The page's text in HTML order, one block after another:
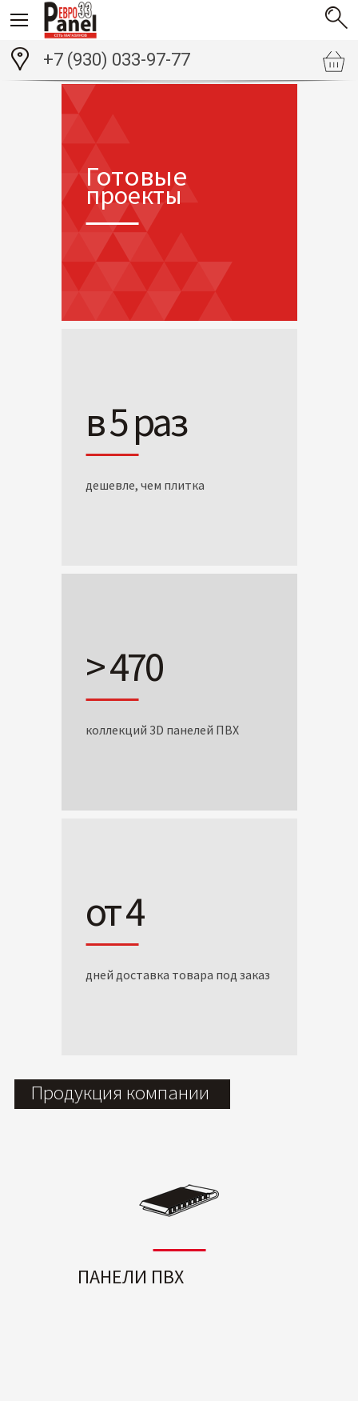
+7 (930) 033-97-77
Готовые
проекты
в 5 раз
дешевле, чем плитка
> 470
коллекций 3D панелей ПВХ
от 4
дней доставка товара под заказ
Продукция компании
ПАНЕЛИ ПВХ